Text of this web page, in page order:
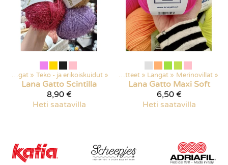
Langat ‪» Teko - ja erikoiskuidut ‪»
Lana Gatto Scintilla
8,90 €
Heti saatavilla
Kaikki tuotteet ‪» Langat ‪» Merinovillat ‪»
Lana Gatto Maxi Soft
6,50 €
Heti saatavilla